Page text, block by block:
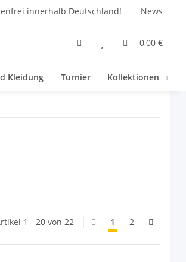
innerhalb Deutschland! News
0,00 €
Kleidung Turnier Kollektionen
1 - 20 von 22 1 2